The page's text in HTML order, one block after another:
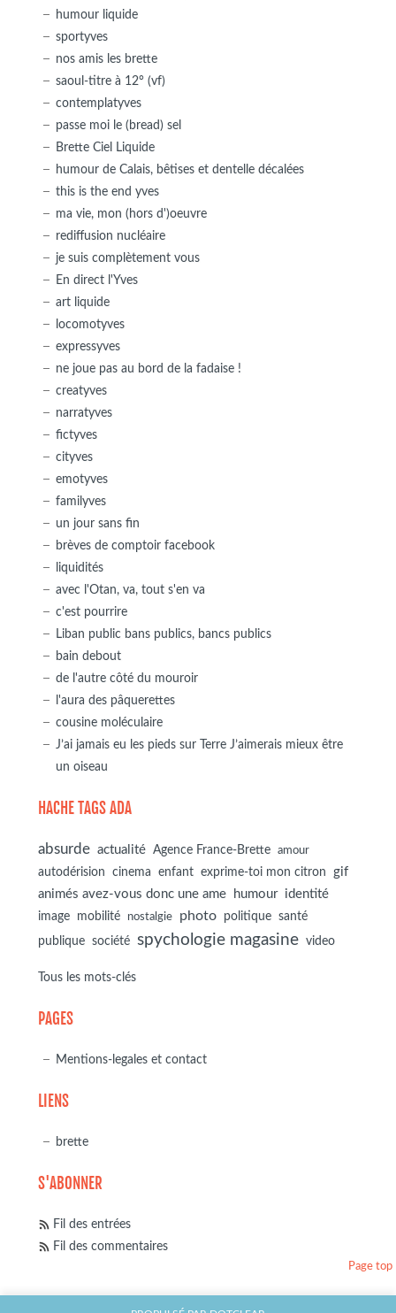
humour liquide
sportyves
nos amis les brette
saoul-titre à 12° (vf)
contemplatyves
passe moi le (bread) sel
Brette Ciel Liquide
humour de Calais, bêtises et dentelle décalées
this is the end yves
ma vie, mon (hors d')oeuvre
rediffusion nucléaire
je suis complètement vous
En direct l'Yves
art liquide
locomotyves
expressyves
ne joue pas au bord de la fadaise !
creatyves
narratyves
fictyves
cityves
emotyves
familyves
un jour sans fin
brèves de comptoir facebook
liquidités
avec l'Otan, va, tout s'en va
c'est pourrire
Liban public bans publics, bancs publics
bain debout
de l'autre côté du mouroir
l'aura des pâquerettes
cousine moléculaire
J’ai jamais eu les pieds sur Terre J’aimerais mieux être
un oiseau
HACHE TAGS ADA
absurde actualité Agence France-Brette amour
autodérision cinema enfant exprime-toi mon citron
gif
animés avez-vous donc une ame
humour identité
image mobilité nostalgie photo politique
santé
publique
société spychologie magasine video
Tous les mots-clés
PAGES
Mentions-legales et contact
LIENS
brette
S'ABONNER
Fil des entrées
Fil des commentaires
Page top